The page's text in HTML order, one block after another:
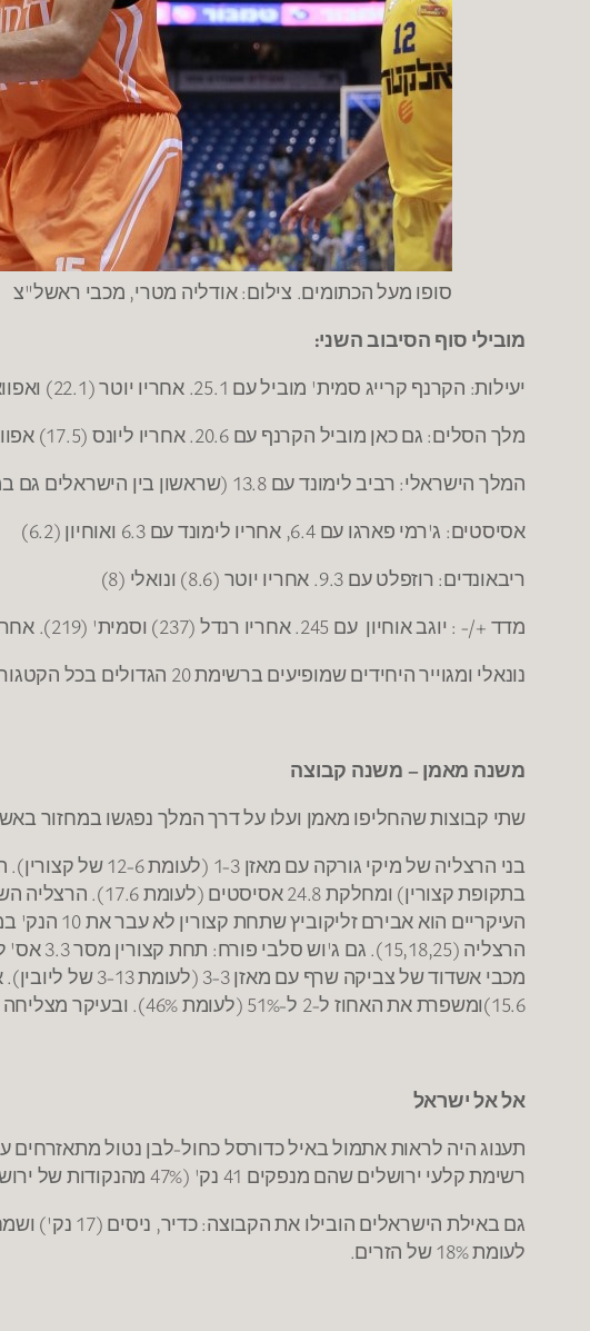
סופו מעל הכתומים. צילום: אודליה מטרי, מכבי ראשל"צ
מובילי סוף הסיבוב השני:
יעילות: הקרנף קרייג סמית' מוביל עם 25.1. אחריו יוטר (22.1) ואפוואיבו (21.4).
מלך הסלים: גם כאן מוביל הקרנף עם 20.6. אחריו ליונס (17.5) אפוואיבו וסלבי (17.3)
המלך הישראלי: רביב לימונד עם 13.8 (שראשון בין הישראלים גם במדד). אחריו יבזורי (13.3) וכדיר (13)
אסיסטים: ג'רמי פארגו עם 6.4, אחריו לימונד עם 6.3 ואוחיון (6.2)
ריבאונדים: רוזפלט עם 9.3. אחריו יוטר (8.6) ונואלי (8)
מדד +/- : יוגב אוחיון עם 245. אחריו רנדל (237) וסמית' (219). אחרון ברשימה יאנג 216-
נונאלי ומגוייר היחידים שמופיעים ברשימת 20 הגדולים בכל הקטגוריות (יעילות, ריבאונדים, אסיסטים, נקודות)
משנה מאמן – משנה קבוצה
שתי קבוצות שהחליפו מאמן ועלו על דרך המלך נפגשו במחזור
הרצליה (15,18,25). גם ג'וש סלבי פורח: תחת קצורין מסר 3.3 אס' למשחק ואיבד 2.5 כדורים למשחק, אצל מיקי גורדה הוא 8.5 אסיסטים ומאבד רק 1.75 כדורים למשחק.
15.6)ומשפרת את האחוז ל-2 ל-51% (לעומת 46%). ובעיקר מצליחה לנצח משחקים צמודים (שתי ניצחונות לאחר הארכה).
אל אל ישראל
תענוג היה לראות אתמול באיל כדורסל כחול-לבן נטול
רשימת קלעי ירושלים שהם מנפקים 41 נק' (47% מהנקודות של ירושלים). הישראלים של ירושלים קלעו 74% ל-2 לעומת 57% של הזרים.
לעומת 18% של הזרים.